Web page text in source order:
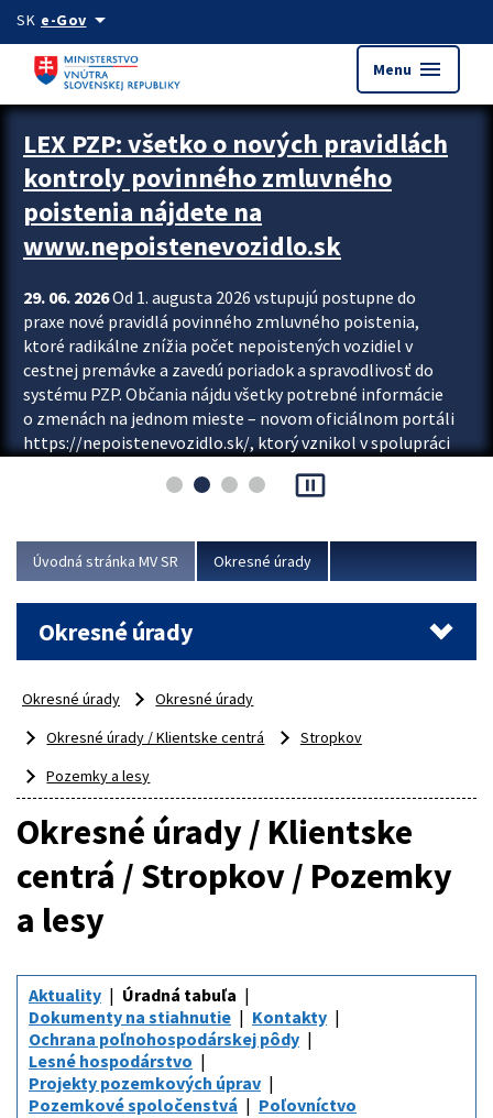
Preskocit na hlavný obsah
SK e-Govarrow_drop_down
Menu menu
Zastavit automatický posun upútavok
LEX PZP: všetko o nových pravidlách
kontroly povinného zmluvného
poistenia nájdete na
www.nepoistenevozidlo.sk
29. 06. 2026Od 1. augusta 2026 vstupujú postupne do
praxe nové pravidlá povinného zmluvného poistenia,
ktoré radikálne znížia počet nepoistených vozidiel v
cestnej premávke a zavedú poriadok a spravodlivosť do
systému PZP. Občania nájdu všetky potrebné informácie
o zmenách na jednom mieste – novom oficiálnom portáli
https://nepoistenevozidlo.sk/, ktorý vznikol v spolupráci
asociácie poisťovní (SLASPO) a Ministerstva vnútra SR.
Viac
pause_presentation
Úvodná stránka MV SR Okresné úrady
Okresné úrady
Okresné úrady
Okresné úrady
Okresné úrady / Klientske centrá
Stropkov
Pozemky a lesy
Okresné úrady / Klientske
centrá / Stropkov / Pozemky
a lesy
Aktuality
Úradná tabuľa
Dokumenty na stiahnutie
Kontakty
Ochrana poľnohospodárskej pôdy
Lesné hospodárstvo
Projekty pozemkových úprav
Pozemkové spoločenstvá
Poľovníctvo